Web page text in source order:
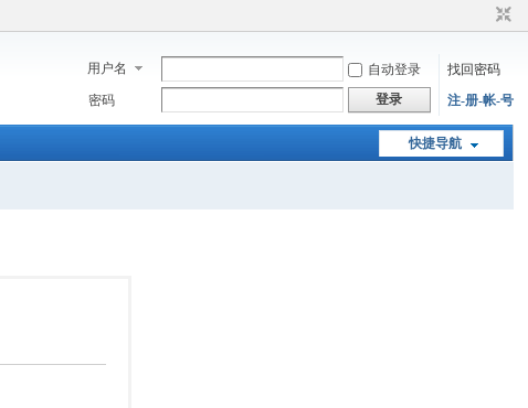
用户名 自动登录
找回密码
密码
登录 注-册-帐-号
快捷导航